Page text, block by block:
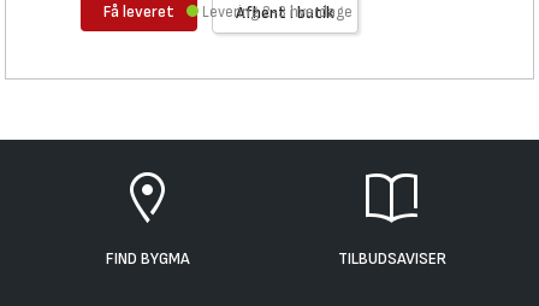
Få leveret Afhent i butik
Levering 2-3 hverdage
FIND BYGMA TILBUDSAVISER